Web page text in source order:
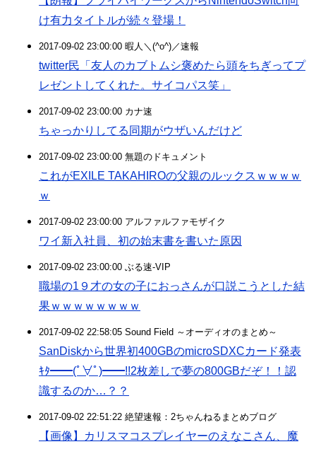
け有力タイトルが続々登場！
2017-09-02 23:00:00 暇人＼(^o^)／速報
twitter民「友人のカブトムシ褒めたら頭をちぎってプ
レゼントしてくれた。サイコパス笑」
2017-09-02 23:00:00 カナ速
ちゃっかりしてる同期がウザいんだけど
2017-09-02 23:00:00 無題のドキュメント
これがEXILE TAKAHIROの父親のルックスｗｗｗｗ
ｗ
2017-09-02 23:00:00 アルファルファモザイク
ワイ新入社員、初の始末書を書いた原因
2017-09-02 23:00:00 ぶる速-VIP
職場の1９才の女の子におっさんが口説こうとした結
果ｗｗｗｗｗｗｗｗ
2017-09-02 22:58:05 Sound Field ～オーディオのまとめ～
SanDiskから世界初400GBのmicroSDXCカード発表
ｷﾀ━━(ﾟ∀ﾟ)━━!!2枚差しで夢の800GBだぞ！！認
識するのか…？？
2017-09-02 22:51:22 絶望速報：2ちゃんねるまとめブログ
【画像】カリスマコスプレイヤーのえなこさん、魔